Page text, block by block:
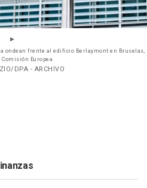
ondean frente al edificio Berlaymont en Bruselas,
Comisión Europea.
DPA - ARCHIVO